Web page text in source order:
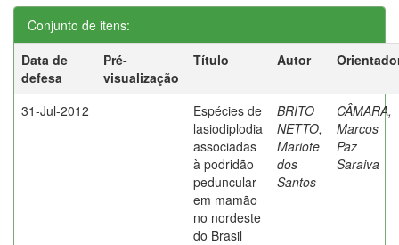
Conjunto de itens:
Data de
defesa
Pré-
visualização
Título Autor
31-Jul-2012
Espécies de
lasiodiplodia
associadas
à podridão
peduncular
em mamão
no nordeste
do Brasil
BRITO
NETTO,
Mariote
dos
Santos
CÂMARA,
Marcos
Paz
Saraiva